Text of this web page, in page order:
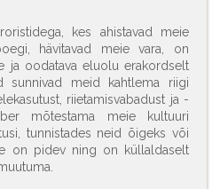
kes ahistavad meie
hävitavad meie vara, on
ja oodatava eluolu erakordselt
sunnivad meid kahtlema riigi
riietamisvabadust ja -
mõtestama meie kultuuri
tunnistades neid õigeks või
on pidev ning on küllaldaselt